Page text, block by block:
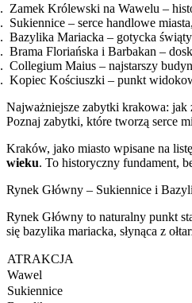
Zamek Królewski na Wawelu –
Sukiennice – serce handlowe
Bazylika Mariacka – gotycka
Brama Floriańska i Barbakan –
Collegium Maius – najstarszy
Kopiec Kościuszki – punkt
Najważniejsze zabytki krakowa: jak
Poznaj zabytki, które tworzą serce
Kraków, jako miasto wpisane na
wieku. To historyczny fundament,
Rynek Główny – Sukiennice i
Rynek Główny to naturalny punkt
się bazylika mariacka, słynąca z
ATRAKCJA
Wawel
Sukiennice